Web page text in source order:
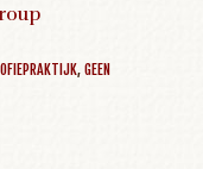
,GEEN